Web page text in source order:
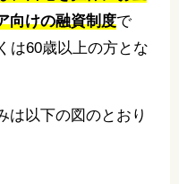
向けの融資制度で
は60歳以上の方とな
は以下の図のとおり